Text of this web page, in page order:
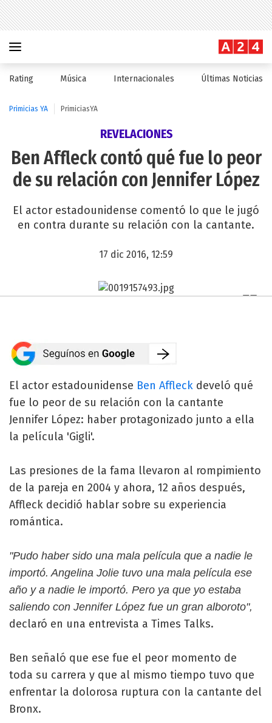
Rating Música Internacionales Últimas Noticias
Primicias YA PrimiciasYA
REVELACIONES
Ben Affleck contó qué fue lo peor
de su relación con Jennifer López
El actor estadounidense comentó lo que le jugó
en contra durante su relación con la cantante.
17 dic 2016, 12:59
El actor estadounidense Ben Affleck develó qué
fue lo peor de su relación con la cantante
Jennifer López: haber protagonizado junto a ella
la película 'Gigli'.
Las presiones de la fama llevaron al rompimiento
de la pareja en 2004 y ahora, 12 años después,
Affleck decidió hablar sobre su experiencia
romántica.
"Pudo haber sido una mala película que a nadie le
importó. Angelina Jolie tuvo una mala película ese
año y a nadie le importó. Pero ya que yo estaba
saliendo con Jennifer López fue un gran alboroto",
declaró en una entrevista a Times Talks.
Ben señaló que ese fue el peor momento de
toda su carrera y que al mismo tiempo tuvo que
enfrentar la dolorosa ruptura con la cantante del
Bronx.